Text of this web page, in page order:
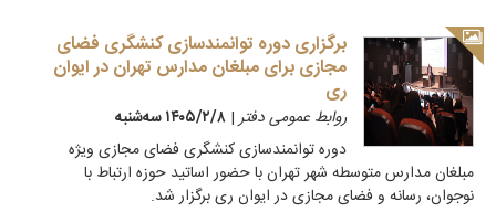
برگزاری دوره توانمندسازی کنشگری فضای
مجازی برای مبلغان مدارس تهران در ایوان
ری
روابط عمومی دفتر| ۱۴۰۵/۲/۸ سه‌شنبه
دوره توانمندسازی کنشگری فضای مجازی ویژه
مبلغان مدارس متوسطه شهر تهران با حضور اساتید حوزه ارتباط با
نوجوان، رسانه و فضای مجازی در ایوان ری برگزار شد.